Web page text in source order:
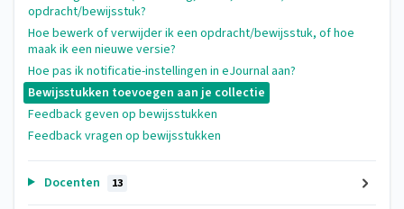
opdracht/bewijsstuk?
Hoe bewerk of verwijder ik een opdracht/bewijsstuk, of hoe
maak ik een nieuwe versie?
Hoe pas ik notificatie-instellingen in eJournal aan?
Bewijsstukken toevoegen aan je collectie
Feedback geven op bewijsstukken
Feedback vragen op bewijsstukken
Docenten 13